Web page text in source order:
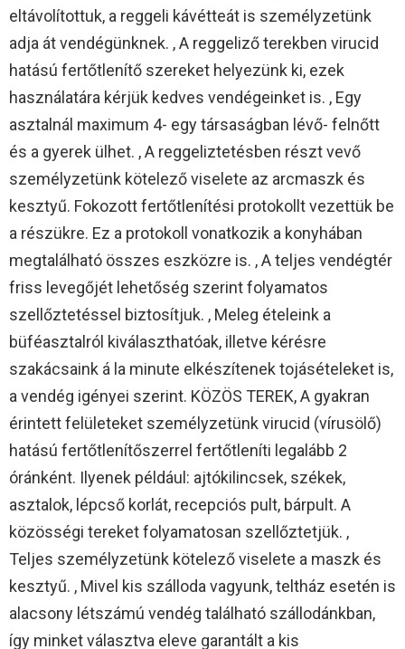
eltávolítottuk, a reggeli kávétteát is személyzetünk
adja át vendégünknek. , A reggeliző terekben virucid
hatású fertőtlenítő szereket helyezünk ki, ezek
használatára kérjük kedves vendégeinket is. , Egy
asztalnál maximum 4- egy társaságban lévő- felnőtt
és a gyerek ülhet. , A reggeliztetésben részt vevő
személyzetünk kötelező viselete az arcmaszk és
kesztyű. Fokozott fertőtlenítési protokollt vezettük be
a részükre. Ez a protokoll vonatkozik a konyhában
megtalálható összes eszközre is. , A teljes vendégtér
friss levegőjét lehetőség szerint folyamatos
szellőztetéssel biztosítjuk. , Meleg ételeink a
büféasztalról kiválaszthatóak, illetve kérésre
szakácsaink á la minute elkészítenek tojásételeket is,
a vendég igényei szerint. KÖZÖS TEREK, A gyakran
érintett felületeket személyzetünk virucid (vírusölő)
hatású fertőtlenítőszerrel fertőtleníti legalább 2
óránként. Ilyenek például: ajtókilincsek, székek,
asztalok, lépcső korlát, recepciós pult, bárpult. A
közösségi tereket folyamatosan szellőztetjük. ,
Teljes személyzetünk kötelező viselete a maszk és
kesztyű. , Mivel kis szálloda vagyunk, teltház esetén is
alacsony létszámú vendég található szállodánkban,
így minket választva eleve garantált a kis